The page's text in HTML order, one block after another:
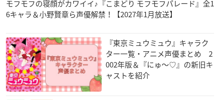
SHOW BY ROCK!!ま
しゅまいれっしゅ!!
双循
スタンドマイヒーロ
ーズ PIECE OF TR
桧山貴臣
みだらな青ちゃんは
勉強ができない
モフモフの寝顔がカワイイ♪『こまどり モフモフパレード』全1
6キャラ＆小野賢章ら声優解禁！【2027年1月放送】
『東京ミュウミュウ』キャラク
ター一覧・アニメ声優まとめ 2
002年版＆『にゅ〜♡』の新旧キ
ャストを紹介